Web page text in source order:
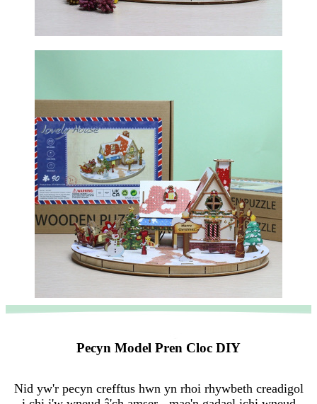
Pecyn Model Pren Cloc DIY
Nid yw'r pecyn crefftus hwn yn rhoi rhywbeth creadigol